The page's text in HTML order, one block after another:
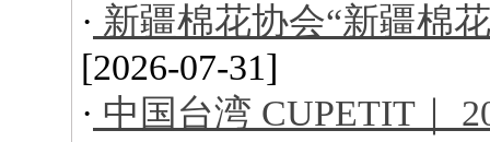
· 新疆棉花协会“新疆棉
[2026-07-31]
· 中国台湾 CUPETIT｜